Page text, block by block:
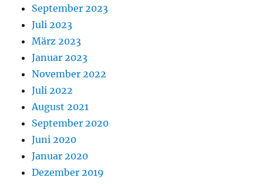
September 2023
Juli 2023
März 2023
Januar 2023
November 2022
Juli 2022
August 2021
September 2020
Juni 2020
Januar 2020
Dezember 2019